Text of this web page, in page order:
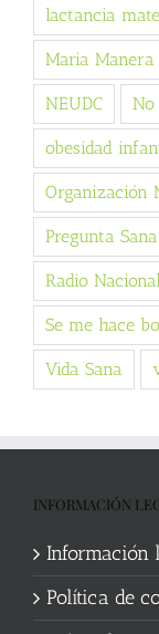
lactancia
Maria Manera
NEUDC No
obesidad
Organización
Pregunta Sana
Radio
Se me hace
Vida Sana
INFORMACIÓN
Información
Política de